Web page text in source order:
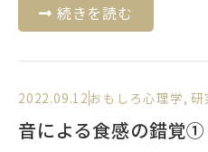
続きを読む
2022.09.12 おもしろ心理学, 研
音による食感の錯覚①